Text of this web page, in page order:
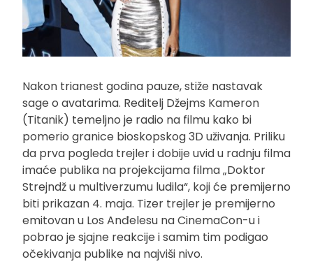
Nakon trianest godina pauze, stiže nastavak
sage o avatarima. Reditelj Džejms Kameron
(Titanik) temeljno je radio na filmu kako bi
pomerio granice bioskopskog 3D uživanja. Priliku
da prva pogleda trejler i dobije uvid u radnju filma
imaće publika na projekcijama filma „Doktor
Strejndž u multiverzumu ludila“, koji će premijerno
biti prikazan 4. maja. Tizer trejler je premijerno
emitovan u Los Anđelesu na CinemaCon-u i
pobrao je sjajne reakcije i samim tim podigao
očekivanja publike na najviši nivo.